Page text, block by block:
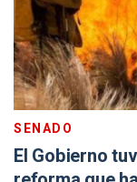
SENADO
El Gobierno